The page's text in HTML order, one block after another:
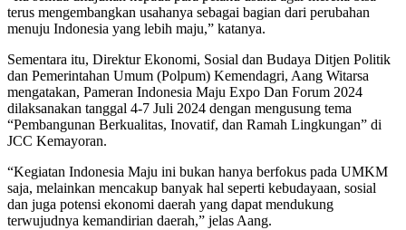
terus mengembangkan usahanya sebagai bagian dari perubahan
menuju Indonesia yang lebih maju,” katanya.
Sementara itu, Direktur Ekonomi, Sosial dan Budaya Ditjen Politik
dan Pemerintahan Umum (Polpum) Kemendagri, Aang Witarsa
mengatakan, Pameran Indonesia Maju Expo Dan Forum 2024
dilaksanakan tanggal 4-7 Juli 2024 dengan mengusung tema
“Pembangunan Berkualitas, Inovatif, dan Ramah Lingkungan” di
JCC Kemayoran.
“Kegiatan Indonesia Maju ini bukan hanya berfokus pada UMKM
saja, melainkan mencakup banyak hal seperti kebudayaan, sosial
dan juga potensi ekonomi daerah yang dapat mendukung
terwujudnya kemandirian daerah,” jelas Aang.